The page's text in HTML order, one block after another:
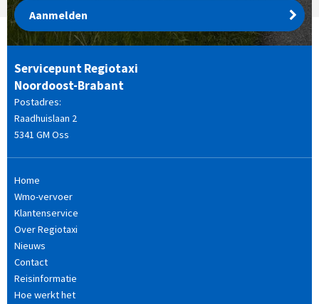
Aanmelden
Servicepunt Regiotaxi
Noordoost-Brabant
Postadres:
Raadhuislaan 2
5341 GM Oss
Home
Wmo-vervoer
Klantenservice
Over Regiotaxi
Nieuws
Contact
Reisinformatie
Hoe werkt het